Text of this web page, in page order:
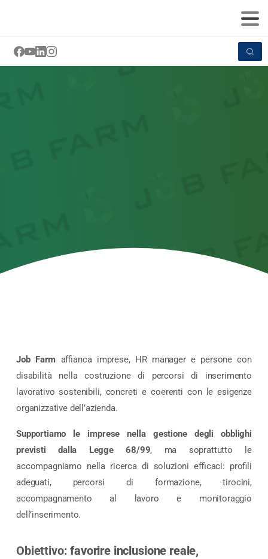
Job Farm affianca imprese, HR manager e persone con
disabilità nella costruzione di percorsi di inserimento
lavorativo sostenibili, concreti e coerenti con le esigenze
organizzative dell’azienda.
Supportiamo le imprese nella gestione degli obblighi
previsti dalla Legge 68/99, ma soprattutto le
accompagniamo nella ricerca di soluzioni efficaci: profili
adeguati, percorsi di formazione, tirocini,
accompagnamento al lavoro e monitoraggio
dell’inserimento.
Obiettivo: favorire inclusione reale,